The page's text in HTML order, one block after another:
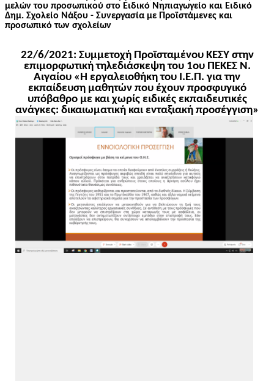
μελών του προσωπικού στο Ειδικό Νηπιαγωγείο και Ειδικό
Δημ. Σχολείο Νάξου - Συνεργασία με Προϊστάμενες και
προσωπικό των σχολείων
22/6/2021: Συμμετοχή Προϊσταμένου ΚΕΣΥ στην
επιμορφωτική τηλεδιάσκεψη του 1ου ΠΕΚΕΣ Ν.
Αιγαίου «Η εργαλειοθήκη του Ι.Ε.Π. για την
εκπαίδευση μαθητών που έχουν προσφυγικό
υπόβαθρο με και χωρίς ειδικές εκπαιδευτικές
ανάγκες: δικαιωματική και ενταξιακή προσέγγιση»